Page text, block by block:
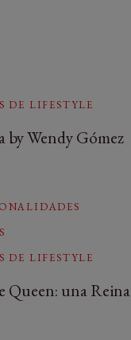
DE LIFESTYLE
by Wendy Gómez
DE LIFESTYLE
Queen: una Reina